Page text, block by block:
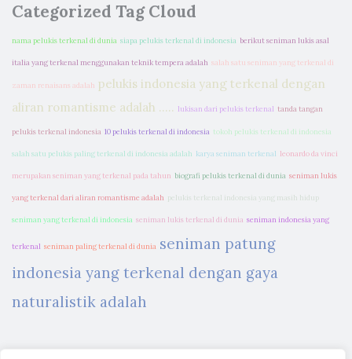
Categorized Tag Cloud
nama pelukis terkenal di dunia siapa pelukis terkenal di indonesia berikut seniman lukis asal
italia yang terkenal menggunakan teknik tempera adalah salah satu seniman yang terkenal di
zaman renaisans adalah pelukis indonesia yang terkenal dengan
aliran romantisme adalah ..... lukisan dari pelukis terkenal tanda tangan
pelukis terkenal indonesia 10 pelukis terkenal di indonesia tokoh pelukis terkenal di indonesia
salah satu pelukis paling terkenal di indonesia adalah karya seniman terkenal leonardo da vinci
merupakan seniman yang terkenal pada tahun biografi pelukis terkenal di dunia seniman lukis
yang terkenal dari aliran romantisme adalah pelukis terkenal indonesia yang masih hidup
seniman yang terkenal di indonesia seniman lukis terkenal di dunia seniman indonesia yang
terkenal seniman paling terkenal di dunia seniman patung
indonesia yang terkenal dengan gaya
naturalistik adalah